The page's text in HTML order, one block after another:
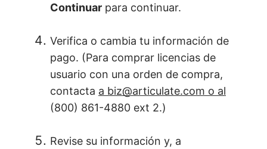
Continuar para continuar.
Verifica o cambia tu información de
pago. (Para comprar licencias de
usuario con una orden de compra,
contacta a biz@articulate.com o al
(800) 861-4880 ext 2.)
Revise su información y, a